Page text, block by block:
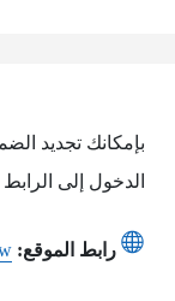
بإمكانك تجديد
الدخول إلى الرابط
رابط الموقع: